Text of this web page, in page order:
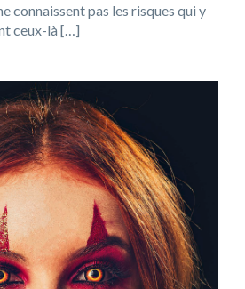
connaissent pas les risques qui y
ceux-là […]